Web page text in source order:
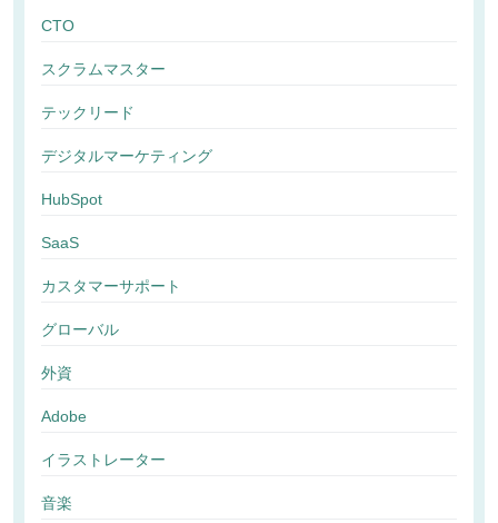
CTO
スクラムマスター
テックリード
デジタルマーケティング
HubSpot
SaaS
カスタマーサポート
グローバル
外資
Adobe
イラストレーター
音楽